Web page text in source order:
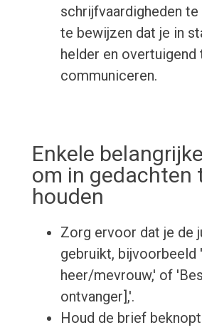
schrijfvaardigheden
te bewijzen dat je in
helder en overtuigend
communiceren.
Enkele
om in gedachten
houden
Zorg ervoor dat je de
gebruikt, bijvoorbeeld
heer/mevrouw,' of
ontvanger],'.
Houd de brief